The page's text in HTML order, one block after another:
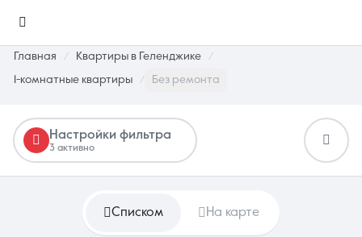
Избранное
0 объявлений
Главная Квартиры в Геленджике
1-комнатные квартиры Без ремонта
Настройки фильтра
3 активно
Списком На карте